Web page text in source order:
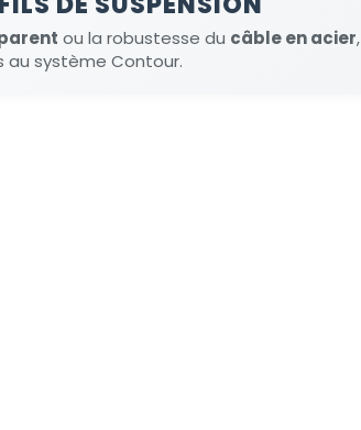
ou la robustesse du câble en acier,
système Contour.